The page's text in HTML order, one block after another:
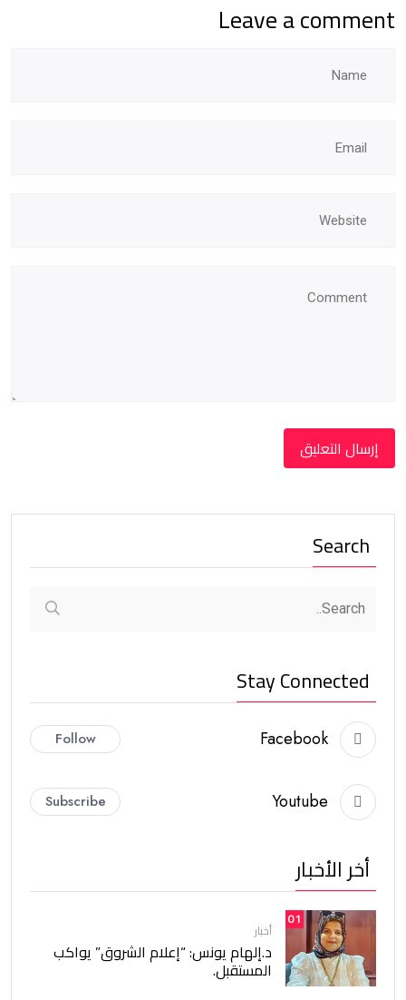
Leave a comment
Search
Stay Connected
Facebook
Follow
Youtube
Subscribe
أخر الأخبار
01
أخبار
د.إلهام يونس: “إعلام الشروق” يواكب
المستقبل.